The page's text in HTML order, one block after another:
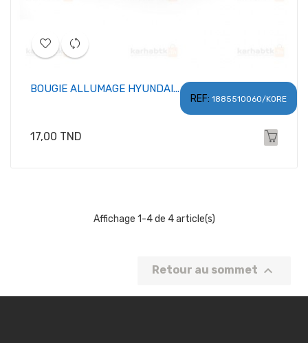
REF: 1885510060/KORE
BOUGIE ALLUMAGE HYUNDAI...
Prix
17,00 TND
Affichage 1-4 de 4 article(s)
Retour au sommet 